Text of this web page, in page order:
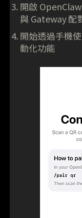
開啟
與 Gateway 配
開始透過手機
動化功能